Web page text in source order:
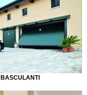
BASCULANTI